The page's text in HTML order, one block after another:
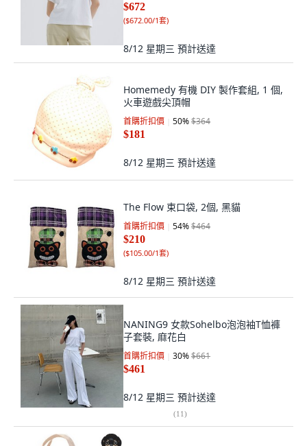
$672
($672.00/1套)
8/12 星期三 預計送達
Homemedy 有機 DIY 製作套組, 1 個,
火車遊戲尖頂帽
首購折扣價 50%$364
$181
8/12 星期三 預計送達
The Flow 束口袋, 2個, 黑貓
首購折扣價 54%$464
$210
($105.00/1套)
8/12 星期三 預計送達
NANING9 女款Sohelbo泡泡袖T恤褲
子套裝, 麻花白
首購折扣價 30%$661
$461
8/12 星期三 預計送達
(11)